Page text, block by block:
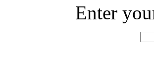
Enter